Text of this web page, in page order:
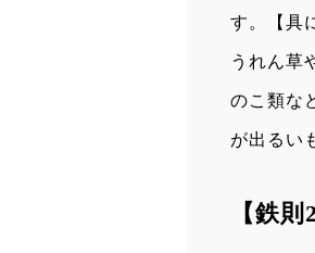
す。【具
うれん草
のこ類な
が出るい
【鉄